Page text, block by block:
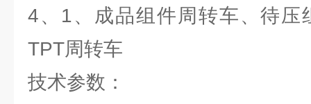
4、1、成品组件周转车、待压
TPT周转车
技术参数：